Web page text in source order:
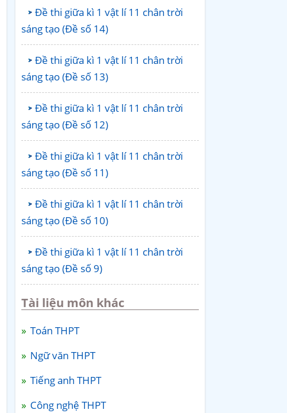
Đề thi giữa kì 1 vật lí 11 chân trời
sáng tạo (Đề số 14)
Đề thi giữa kì 1 vật lí 11 chân trời
sáng tạo (Đề số 13)
Đề thi giữa kì 1 vật lí 11 chân trời
sáng tạo (Đề số 12)
Đề thi giữa kì 1 vật lí 11 chân trời
sáng tạo (Đề số 11)
Đề thi giữa kì 1 vật lí 11 chân trời
sáng tạo (Đề số 10)
Đề thi giữa kì 1 vật lí 11 chân trời
sáng tạo (Đề số 9)
Tài liệu môn khác
Toán THPT
Ngữ văn THPT
Tiếng anh THPT
Công nghệ THPT